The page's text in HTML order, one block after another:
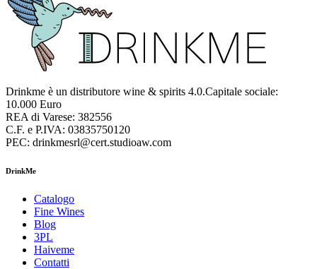
Drinkme è un distributore wine & spirits 4.0.Capitale sociale:
10.000 Euro
REA di Varese: 382556
C.F. e P.IVA: 03835750120
PEC: drinkmesrl@cert.studioaw.com
DrinkMe
Catalogo
Fine Wines
Blog
3PL
Haiveme
Contatti